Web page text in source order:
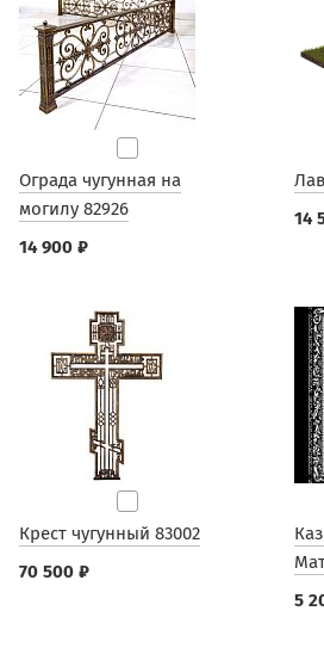
Ограда чугунная на
могилу 82926
14 900 ₽
14
Крест чугунный 83002
70 500 ₽
5